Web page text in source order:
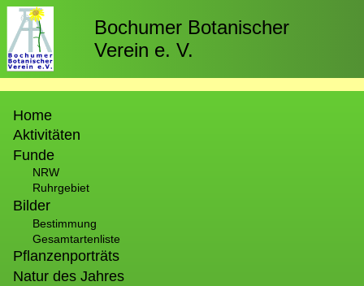
Direkt
zum
Inhalt
Bochumer Botanischer
Verein e. V.
Home
Aktivitäten
Funde
NRW
Ruhrgebiet
Bilder
Bestimmung
Gesamtartenliste
Pflanzenporträts
Natur des Jahres